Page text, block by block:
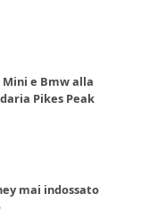
e Bmw alla
Pikes Peak
mai indossato